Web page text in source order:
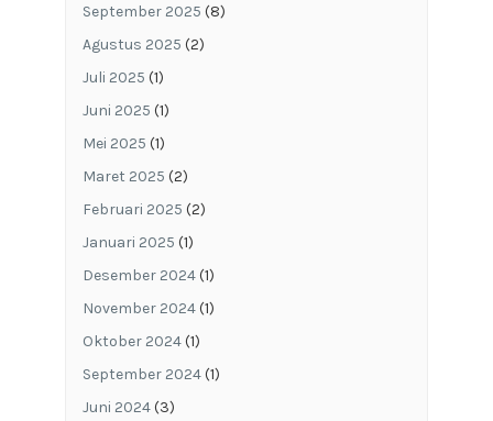
September 2025 (8)
Agustus 2025 (2)
Juli 2025 (1)
Juni 2025 (1)
Mei 2025 (1)
Maret 2025 (2)
Februari 2025 (2)
Januari 2025 (1)
Desember 2024(1)
November 2024(1)
Oktober 2024(1)
September 2024(1)
Juni 2024(3)